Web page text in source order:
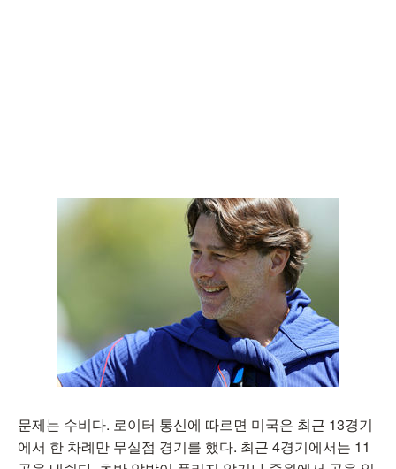
문제는 수비다. 로이터 통신에 따르면 미국은 최근 13경기
에서 한 차례만 무실점 경기를 했다. 최근 4경기에서는 11